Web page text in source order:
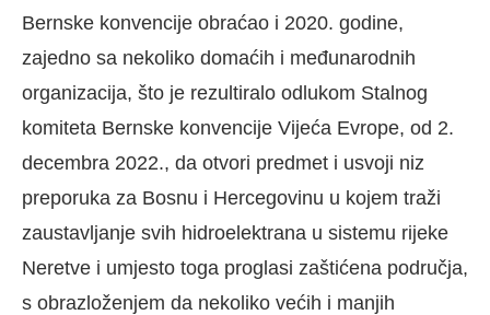
Bernske konvencije obraćao i 2020. godine,
zajedno sa nekoliko domaćih i međunarodnih
organizacija, što je rezultiralo odlukom Stalnog
komiteta Bernske konvencije Vijeća Evrope, od 2.
decembra 2022., da otvori predmet i usvoji niz
preporuka za Bosnu i Hercegovinu u kojem traži
zaustavljanje svih hidroelektrana u sistemu rijeke
Neretve i umjesto toga proglasi zaštićena područja,
s obrazloženjem da nekoliko većih i manjih